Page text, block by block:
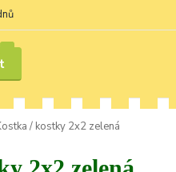
/ kostky 2x2 zelená